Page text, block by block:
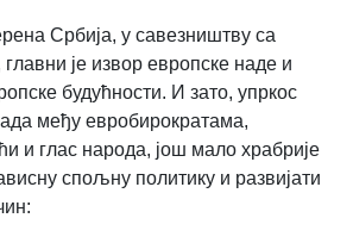
Србија, у савезништву са
је извор европске наде и
будућности. И зато, упркос
међу евробирократама,
и глас народа, још мало храбрије
спољну политику и развијати